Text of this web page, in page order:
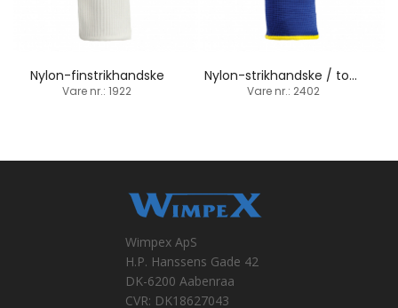
Nylon-finstrikhandske
Vare nr.: 1922
Nylon-strikhandske / touchscreen egnet
Vare nr.: 2402
Wimpex ApS
H.P. Hanssens Gade 42
DK-6200 Aabenraa
CVR: DK18627043